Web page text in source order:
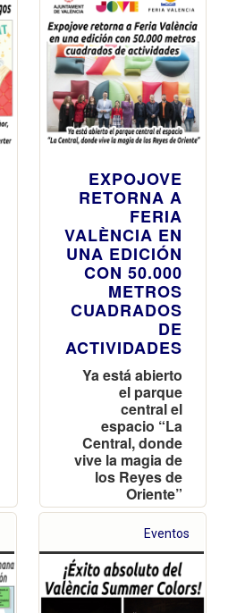
EXPOJOVE
RETORNA A
FERIA
VALÈNCIA EN
UNA EDICIÓN
CON 50.000
METROS
CUADRADOS
DE
ACTIVIDADES
Ya está abierto
el parque
central el
espacio “La
Central, donde
vive la magia de
los Reyes de
Oriente”
Eventos